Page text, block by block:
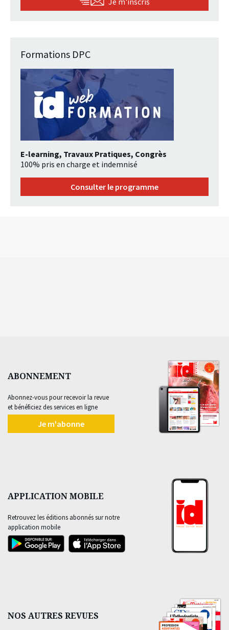
Formations DPC
E-learning, Travaux Pratiques, Congrès
100% pris en charge et indemnisé
Consulter le programme
ABONNEMENT
Abonnez-vous pour recevoir la revue
et bénéficiez des services en ligne
Je m'abonne
APPLICATION MOBILE
Retrouvez les éditions abonnés sur notre
application mobile
NOS AUTRES REVUES